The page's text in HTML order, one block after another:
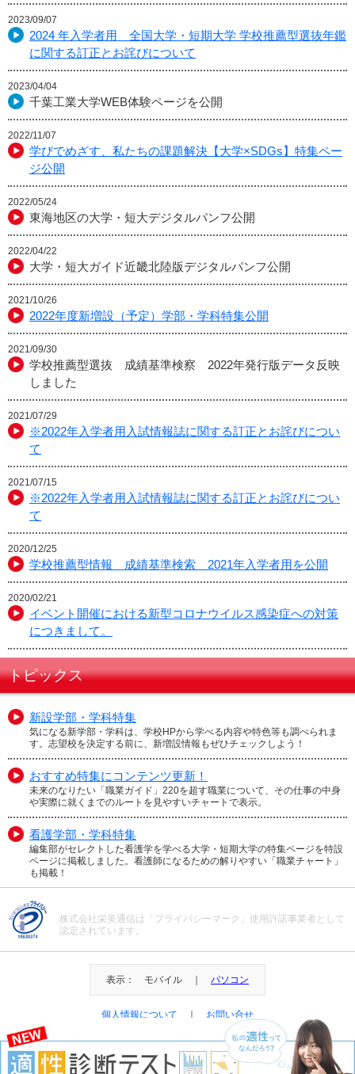
2023/09/07
2024 年入学者用 全国大学・短期大学 学校推薦型選抜年鑑
に関する訂正とお詫びについて
2023/04/04
千葉工業大学WEB体験ページを公開
2022/11/07
学びでめざす、私たちの課題解決【大学×SDGs】特集ペー
ジ公開
2022/05/24
東海地区の大学・短大デジタルパンフ公開
2022/04/22
大学・短大ガイド近畿北陸版デジタルパンフ公開
2021/10/26
2022年度新増設（予定）学部・学科特集公開
2021/09/30
学校推薦型選抜 成績基準検察 2022年発行版データ反映
しました
2021/07/29
※2022年入学者用入試情報誌に関する訂正とお詫びについ
て
2021/07/15
※2022年入学者用入試情報誌に関する訂正とお詫びについ
て
2020/12/25
学校推薦型情報 成績基準検索 2021年入学者用を公開
2020/02/21
イベント開催における新型コロナウイルス感染症への対策
につきまして。
トピックス
新設学部・学科特集
気になる新学部・学科は、学校HPから学べる内容や特色等も調べられま
す。志望校を決定する前に、新増設情報もぜひチェックしよう！
おすすめ特集にコンテンツ更新！
未来のなりたい「職業ガイド」220を超す職業について、その仕事の中身
や実際に就くまでのルートを見やすいチャートで表示。
看護学部・学科特集
編集部がセレクトした看護学を学べる大学・短期大学の特集ページを特設
ページに掲載しました。看護師になるための解りやすい「職業チャート」
も掲載！
株式会社栄美通信は「プライバシーマーク」使用許諾事業者として
認定されています。
表示： モバイル ｜ パソコン
個人情報について お問い合せ
＠Eibi Tsushin All Right Reserved.